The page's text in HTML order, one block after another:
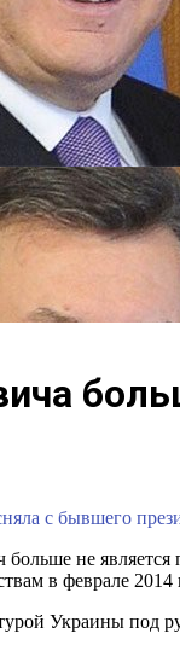
с бывшего
не является
в феврале
Украины под